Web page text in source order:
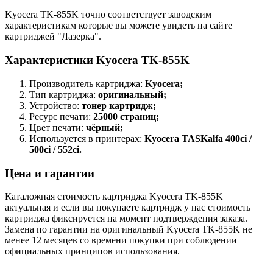
Kyocera TK-855K точно соответствует заводским
характеристикам которые вы можете увидеть на сайте
картриджей "Лазерка".
Характеристики Kyocera TK-855K
Производитель картриджа: Kyocera;
Тип картриджа: оригинальный;
Устройство: тонер картридж;
Ресурс печати: 25000 страниц;
Цвет печати: чёрный;
Используется в принтерах: Kyocera TASKalfa 400ci /
500ci / 552ci.
Цена и гарантии
Каталожная стоимость картриджа Kyocera TK-855K
актуальная и если вы покупаете картридж у нас стоимость
картриджа фиксируется на момент подтверждения заказа.
Замена по гарантии на оригинальный Kyocera TK-855K не
менее 12 месяцев со времени покупки при соблюдении
официальных принципов использования.